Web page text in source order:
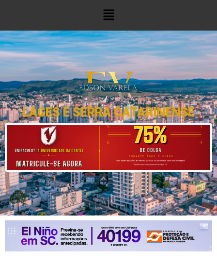
LAGES E SERRA CATARINENSE